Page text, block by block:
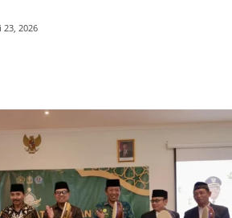
23, 2026